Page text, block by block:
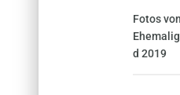
Fotos
d 2019